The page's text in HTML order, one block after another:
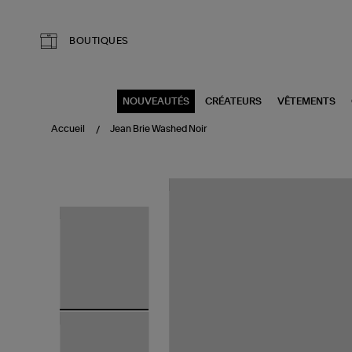
BOUTIQUES
NOUVEAUTÉS CRÉATEURS VÊTEMENTS
Accueil Jean Brie Washed Noir